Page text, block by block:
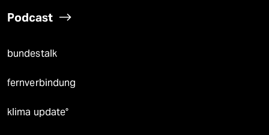
Podcast
bundestalk
fernverbindung
klima update°